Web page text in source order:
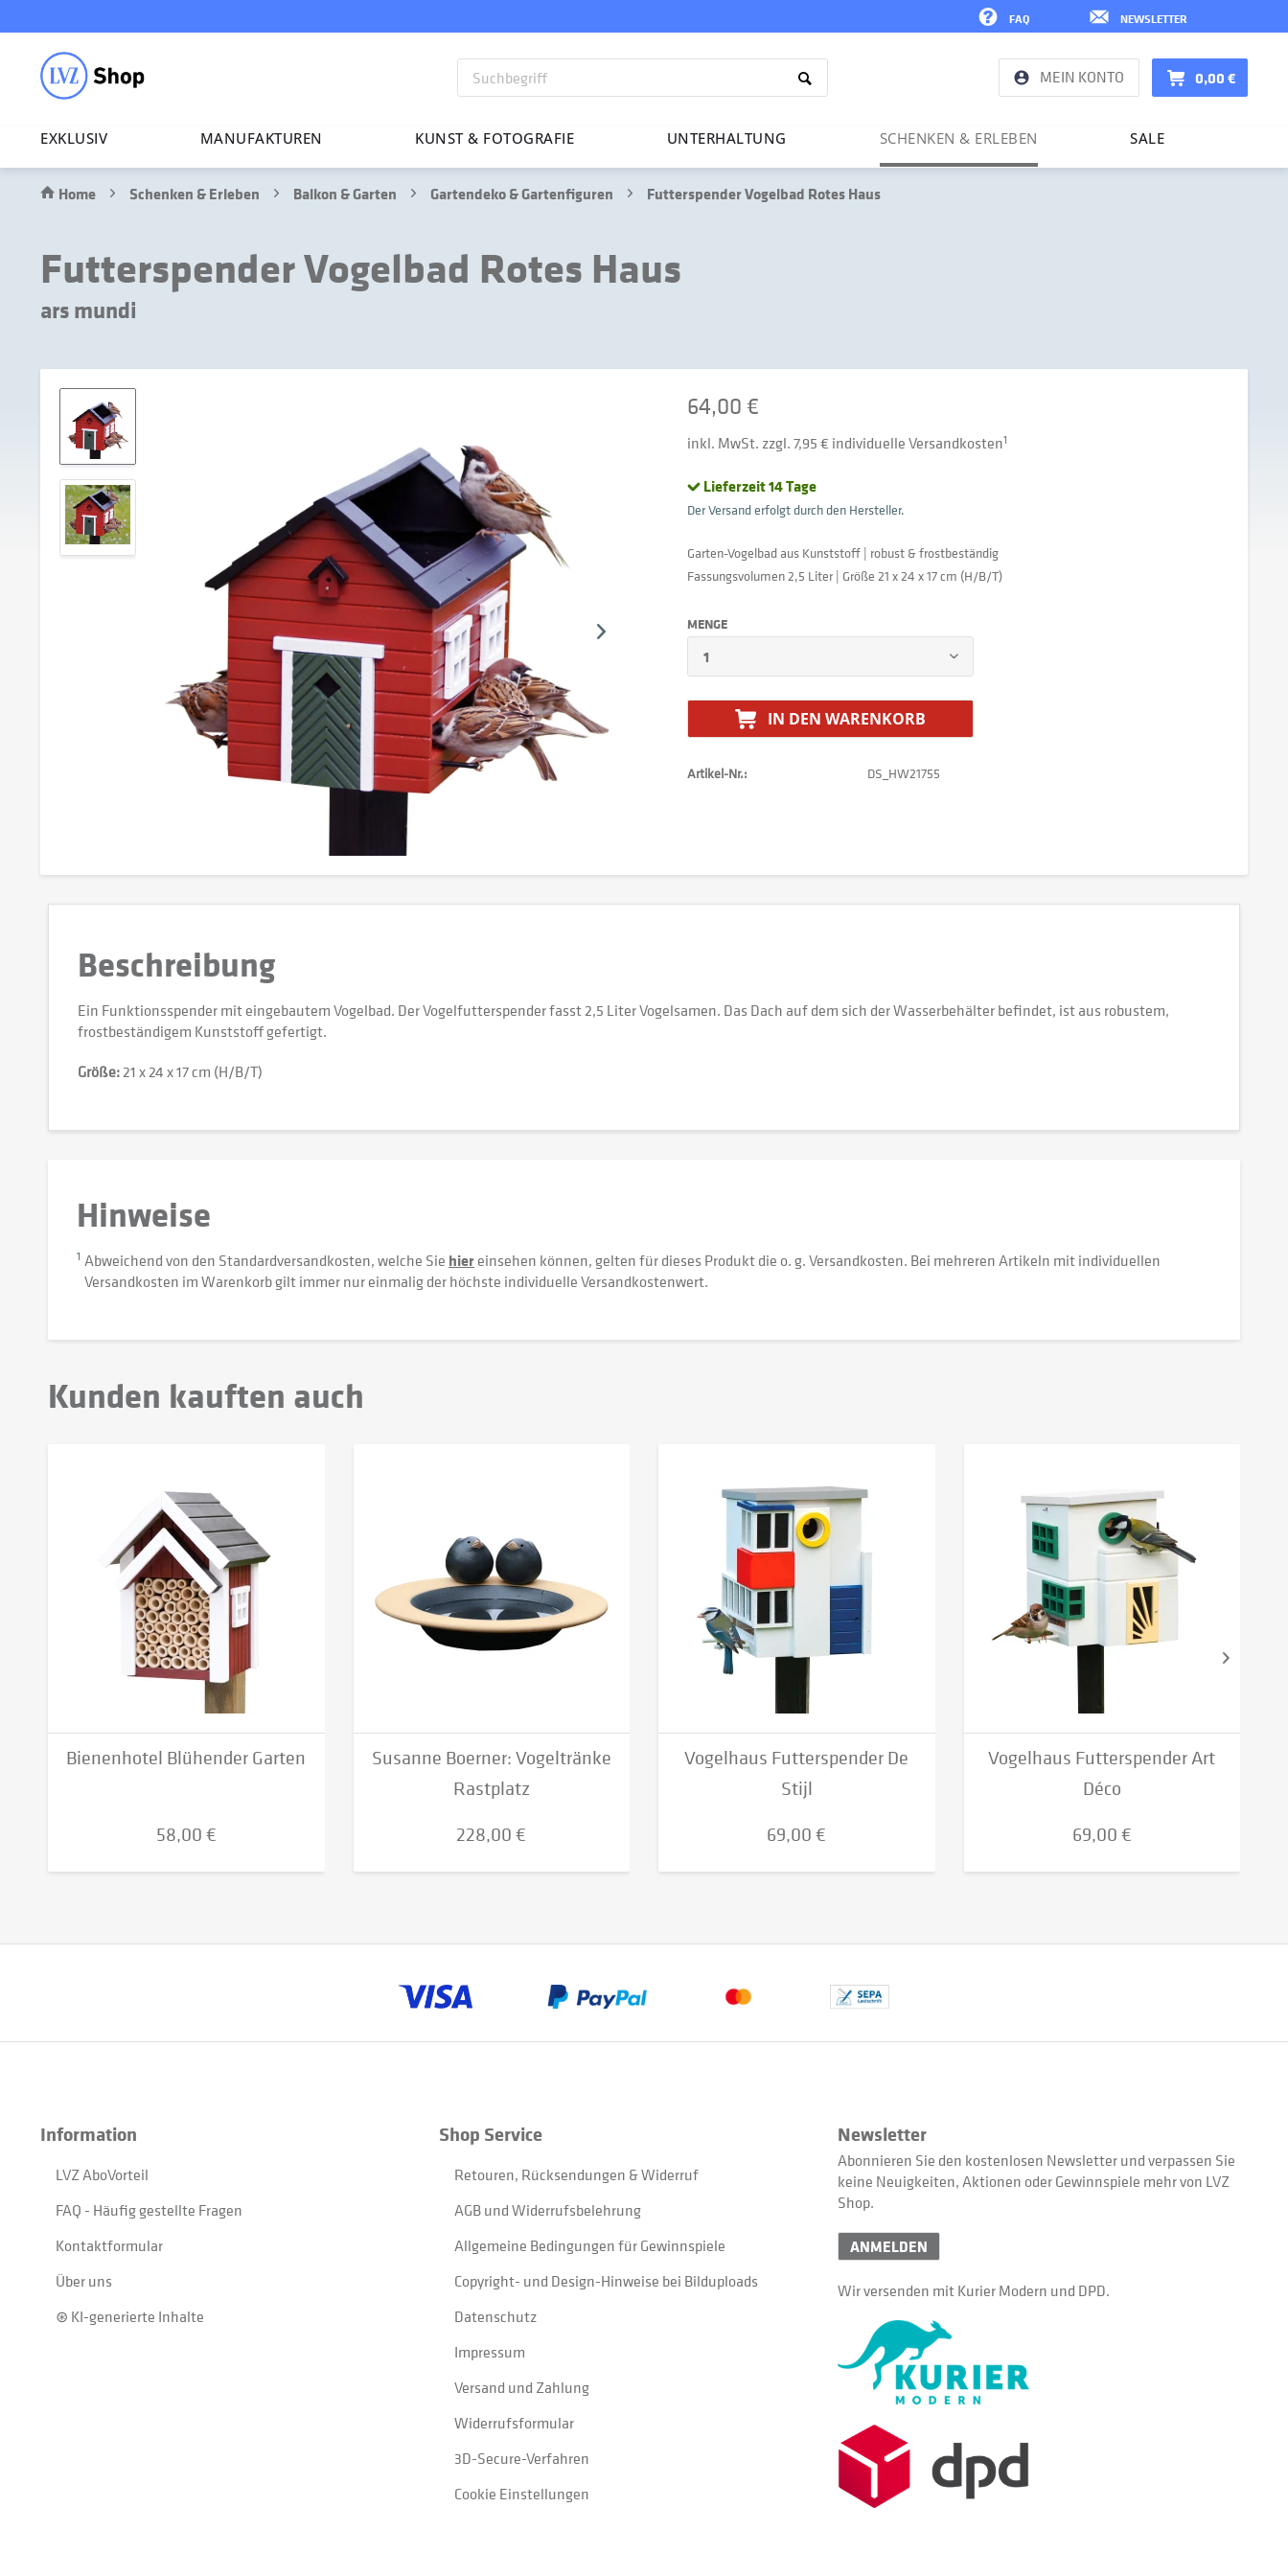
NEWSLETTER
FAQ
MEIN KONTO 0,00 €
EXKLUSIV MANU­FAK­TUREN KUNST & FOTO­GRAFIE UNTER­HAL­TUNG SCHENKEN & ERLEBEN SALE
Home Schenken & Erleben Balkon & Garten Gartendeko & Gartenfiguren Futterspender Vogelbad Rotes Haus
Futterspender Vogelbad Rotes Haus
ars mundi
64,00 €
inkl. MwSt. zzgl. 7,95 € individuelle Versandkosten1
Lieferzeit 14 Tage
Der Versand erfolgt durch den Hersteller.
Garten-Vogelbad aus Kunststoff | robust & frostbeständig
Fassungsvolumen 2,5 Liter | Größe 21 x 24 x 17 cm (H/B/T)
MENGE
IN DEN WARENKORB
Artikel-Nr.: DS_HW21755
Beschreibung
Ein Funktionsspender mit eingebautem Vogelbad. Der Vogelfutterspender fasst 2,5 Liter Vogelsamen. Das Dach auf dem sich der Wasserbehälter befindet, ist aus robustem,
frostbeständigem Kunststoff gefertigt.
Größe:21 x 24 x 17 cm (H/B/T)
Hinweise
1 Abweichend von den Standardversandkosten, welche Sie hiereinsehen können, gelten für dieses Produkt die o. g. Versandkosten. Bei mehreren Artikeln mit individuellen
Versandkosten im Warenkorb gilt immer nur einmalig der höchste individuelle Versandkostenwert.
Kunden kauften auch
Bienenhotel Blühender Garten
58,00 €
Susanne Boerner: Vogeltränke
Rastplatz
228,00 €
Vogelhaus Futterspender De
Stijl
69,00 €
Vogelhaus Futterspender Art
Déco
69,00 €
Information
LVZ AboVorteil
FAQ - Häufig gestellte Fragen
Kontaktformular
Über uns
⊛ KI-generierte Inhalte
Shop Service
Retouren, Rücksendungen & Widerruf
AGB und Widerrufsbelehrung
Allgemeine Bedingungen für Gewinnspiele
Copyright- und Design-Hinweise bei Bilduploads
Datenschutz
Impressum
Versand und Zahlung
Widerrufsformular
3D-Secure-Verfahren
Cookie Einstellungen
Newsletter
Abonnieren Sie den kostenlosen Newsletter und verpassen Sie
keine Neuigkeiten, Aktionen oder Gewinnspiele mehr von LVZ
Shop.
ANMELDEN
Wir versenden mit Kurier Modern und DPD.